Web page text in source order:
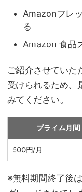
Amazonフレ
る
Amazon 食品
ご紹介させていた
受けられるため、
みてください。
プライム月間
500円/月
※無料期間終了後